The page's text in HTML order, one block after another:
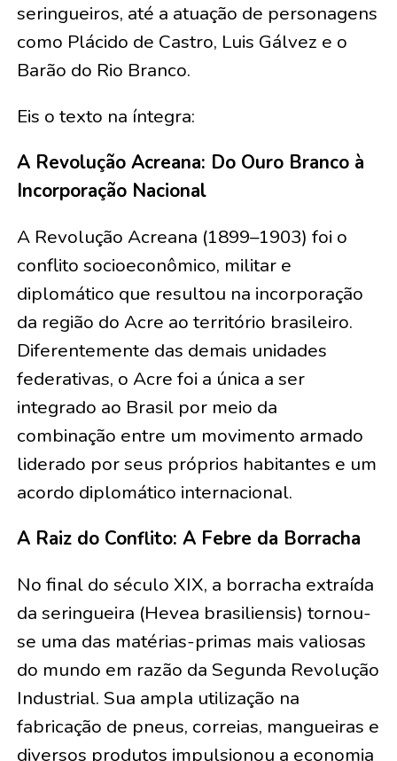
seringueiros, até a atuação de personagens
como Plácido de Castro, Luis Gálvez e o
Barão do Rio Branco.
Eis o texto na íntegra:
A Revolução Acreana: Do Ouro Branco à
Incorporação Nacional
A Revolução Acreana (1899–1903) foi o
conflito socioeconômico, militar e
diplomático que resultou na incorporação
da região do Acre ao território brasileiro.
Diferentemente das demais unidades
federativas, o Acre foi a única a ser
integrado ao Brasil por meio da
combinação entre um movimento armado
liderado por seus próprios habitantes e um
acordo diplomático internacional.
A Raiz do Conflito: A Febre da Borracha
No final do século XIX, a borracha extraída
da seringueira (Hevea brasiliensis) tornou-
se uma das matérias-primas mais valiosas
do mundo em razão da Segunda Revolução
Industrial. Sua ampla utilização na
fabricação de pneus, correias, mangueiras e
diversos produtos impulsionou a economia